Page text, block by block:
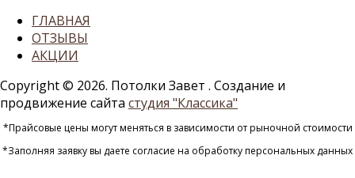
ГЛАВНАЯ
ОТЗЫВЫ
АКЦИИ
Copyright © 2026. Потолки Завет . Создание и
продвижение сайта студия "Классика"
*Прайсовые цены могут меняться в зависимости от рыночной стоимости
*Заполняя заявку вы даете согласие на обработку персональных данных